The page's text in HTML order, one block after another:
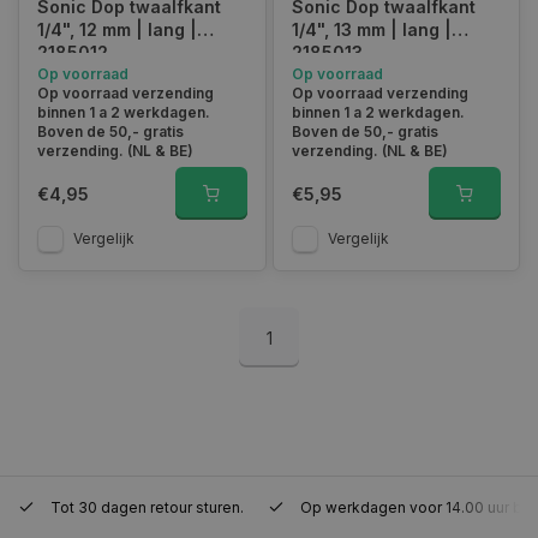
Sonic Dop twaalfkant
1/4", 12 mm | lang |
2185012
Op voorraad
Op voorraad verzending
binnen 1 a 2 werkdagen.
Boven de 50,- gratis
verzending. (NL & BE)
€4,95
Vergelijk
Sonic Dop twaalfkant
1/4", 13 mm | lang |
2185013
Op voorraad
Op voorraad verzending
binnen 1 a 2 werkdagen.
Boven de 50,- gratis
verzending. (NL & BE)
€5,95
Vergelijk
1
Tot 30 dagen retour sturen. Op werkdagen voor 14.00 uur
Functioneel
Niet-geclassificeerd
Strikt noodzakelijke cookies maken de
kernfunctionaliteiten van de website mogelijk, zoals
gebruikersaanmelding en accountbeheer. De
website kan niet goed worden gebruikt zonder de
strikt noodzakelijke cookies.
Aanbieder
COOKIELAW_STATS
www.autoklusser.nl 1 jaar